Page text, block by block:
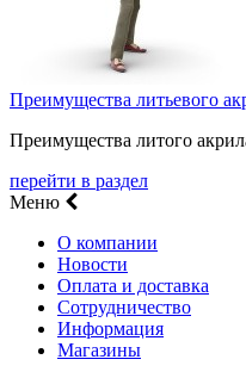
Преимущества литьевого
Преимущества литого
перейти в раздел
Меню
О компании
Новости
Оплата и доставка
Сотрудничество
Информация
Магазины